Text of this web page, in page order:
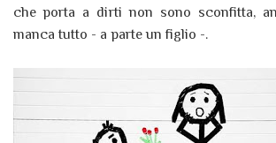
che porta a dirti non sono sconfitta,
manca tutto - a parte un figlio -.